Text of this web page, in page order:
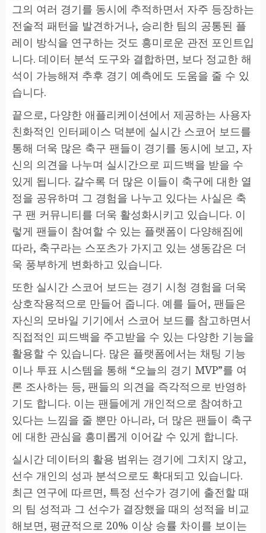
그의 여러 경기를 동시에 추적하면서 자주 등장하는
전술적 패턴을 발견하거나, 승리한 팀의 공통된 플
레이 방식을 연구하는 것도 흥미로운 관전 포인트입
니다. 데이터 분석 도구와 결합하면, 보다 정교한 해
석이 가능해져 추후 경기 예측에도 도움을 줄 수 있
습니다.
끝으로, 다양한 애플리케이션에서 제공하는 사용자
친화적인 인터페이스 덕분에 실시간 스코어 보드를
통해 더욱 많은 축구 팬들이 경기를 동시에 보고, 자
신의 의견을 나누며 실시간으로 피드백을 받을 수
있게 됩니다. 갈수록 더 많은 이들이 축구에 대한 열
정을 공유하며 그 경험을 나누고 있다는 사실은 축
구 팬 커뮤니티를 더욱 활성화시키고 있습니다. 이
렇게 팬들이 참여할 수 있는 플랫폼이 다양해짐에
따라, 축구라는 스포츠가 가지고 있는 생동감은 더
욱 풍부하게 변화하고 있습니다.
또한 실시간 스코어 보드는 경기 시청 경험을 더욱
상호작용적으로 만들어 줍니다. 예를 들어, 팬들은
자신의 모바일 기기에서 스코어 보드를 참고하면서
직접적인 피드백을 주고받을 수 있는 다양한 기능을
활용할 수 있습니다. 많은 플랫폼에서는 채팅 기능
이나 투표 시스템을 통해 “오늘의 경기 MVP”를 여
론 조사하는 등, 팬들의 의견을 즉각적으로 반영하
기도 합니다. 이는 팬들에게 개인적으로 참여하고
있다는 느낌을 줄 뿐만 아니라, 더 많은 팬들이 축구
에 대한 관심을 흥미롭게 이어갈 수 있게 합니다.
실시간 데이터의 활용 범위는 경기에 그치지 않고,
선수 개인의 성과 분석으로도 확대되고 있습니다.
최근 연구에 따르면, 특정 선수가 경기에 출전할 때
의 팀 성적과 그 선수가 결장했을 때의 성적을 비교
해보면, 평균적으로 20% 이상 승률 차이를 보이는